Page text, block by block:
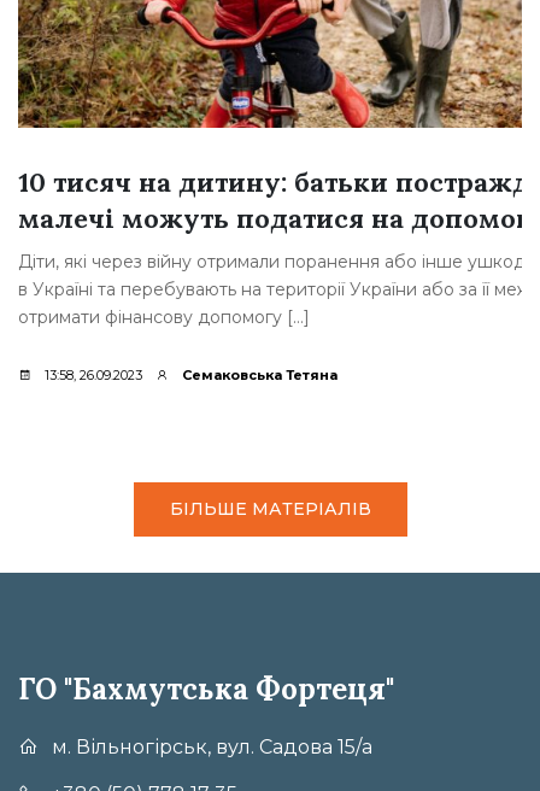
10 тисяч на дитину: батьки
малечі можуть податися на
Діти, які через війну отримали поранення або інше
в Україні та перебувають на території України або за її
отримати фінансову допомогу […]
13:58, 26.09.2023 Семаковська Тетяна
БІЛЬШЕ МАТЕРІАЛІВ
ГО "Бахмутська Фортеця"
м. Вільногірськ, вул. Садова 15/а